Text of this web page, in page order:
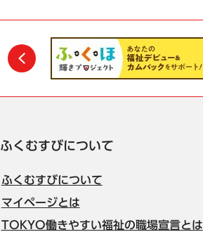
前
ふくむすびについて
ふくむすびについて
マイページとは
TOKYO働きやすい福祉の職場宣言とは